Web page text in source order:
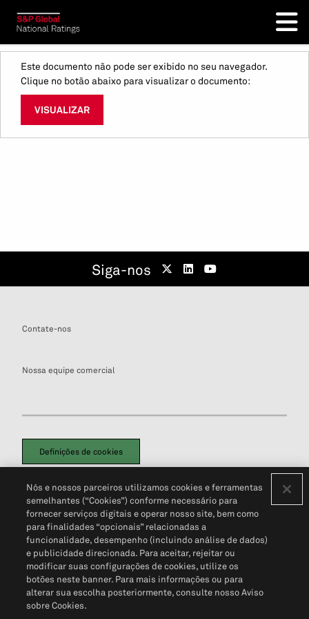
Este documento não pode ser exibido no seu navegador.
Clique no botão abaixo para visualizar o documento:
VISUALIZAR
Siga-nos
Contate-nos
Nossa equipe comercial
Definições de cookies
Política de PrivacidadePortal de privacidade do cliente (em inglês)
Não Venda Minhas Informações Pessoais© 2026 S&P Global
Nós e nossos parceiros utilizamos cookies e ferramentas
semelhantes (“Cookies”) conforme necessário para
fornecer serviços digitais e operar nosso site, bem como
para finalidades “opcionais” relacionadas a
funcionalidade, desempenho (incluindo análise de dados)
e publicidade direcionada. Para aceitar, rejeitar ou
modificar suas configurações de cookies, utilize os
botões neste banner. Para mais informações ou para
alterar sua escolha posteriormente, consulte nosso Aviso
sobre Cookies.